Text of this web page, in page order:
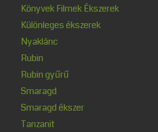
Könyvek Filmek Ékszerek
Különleges ékszerek
Nyaklánc
Rubin
Rubin gyűrű
Smaragd
Smaragd ékszer
Tanzanit